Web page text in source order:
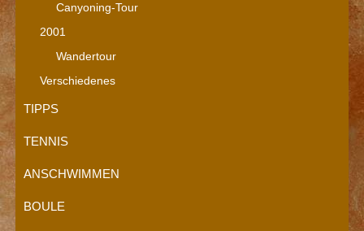
Canyoning-Tour
2001
Wandertour
Verschiedenes
TIPPS
TENNIS
ANSCHWIMMEN
BOULE